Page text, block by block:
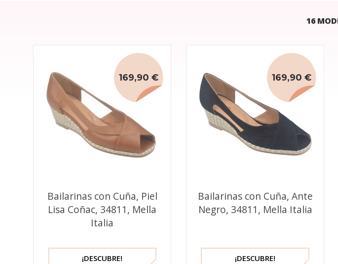
16
Bailarinas con Cuña, Piel
Lisa Coñac, 34811, Mella
Italia
169,90 €
¡DESCUBRE!
Bailarinas con Cuña, Ante
Negro, 34811, Mella Italia
169,90 €
¡DESCUBRE!